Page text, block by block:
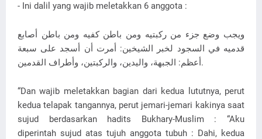
- Ini dalil yang wajib meletakkan 6 anggota :
ويجب وضع جزء من ركبتيه ومن باطن كفيه ومن باطن أصابع
قدميه في السجود لخبر الشيخين: أمرت أن أسجد على سبعة
أعظم: الجبهة، واليدين، والركبتين، وأطراف القدمين.
“Dan wajib meletakkan bagian dari kedua lututnya, perut
kedua telapak tangannya, perut jemari-jemari kakinya saat
sujud berdasarkan hadits Bukhary-Muslim : “Aku
diperintah sujud atas tujuh anggota tubuh : Dahi, kedua